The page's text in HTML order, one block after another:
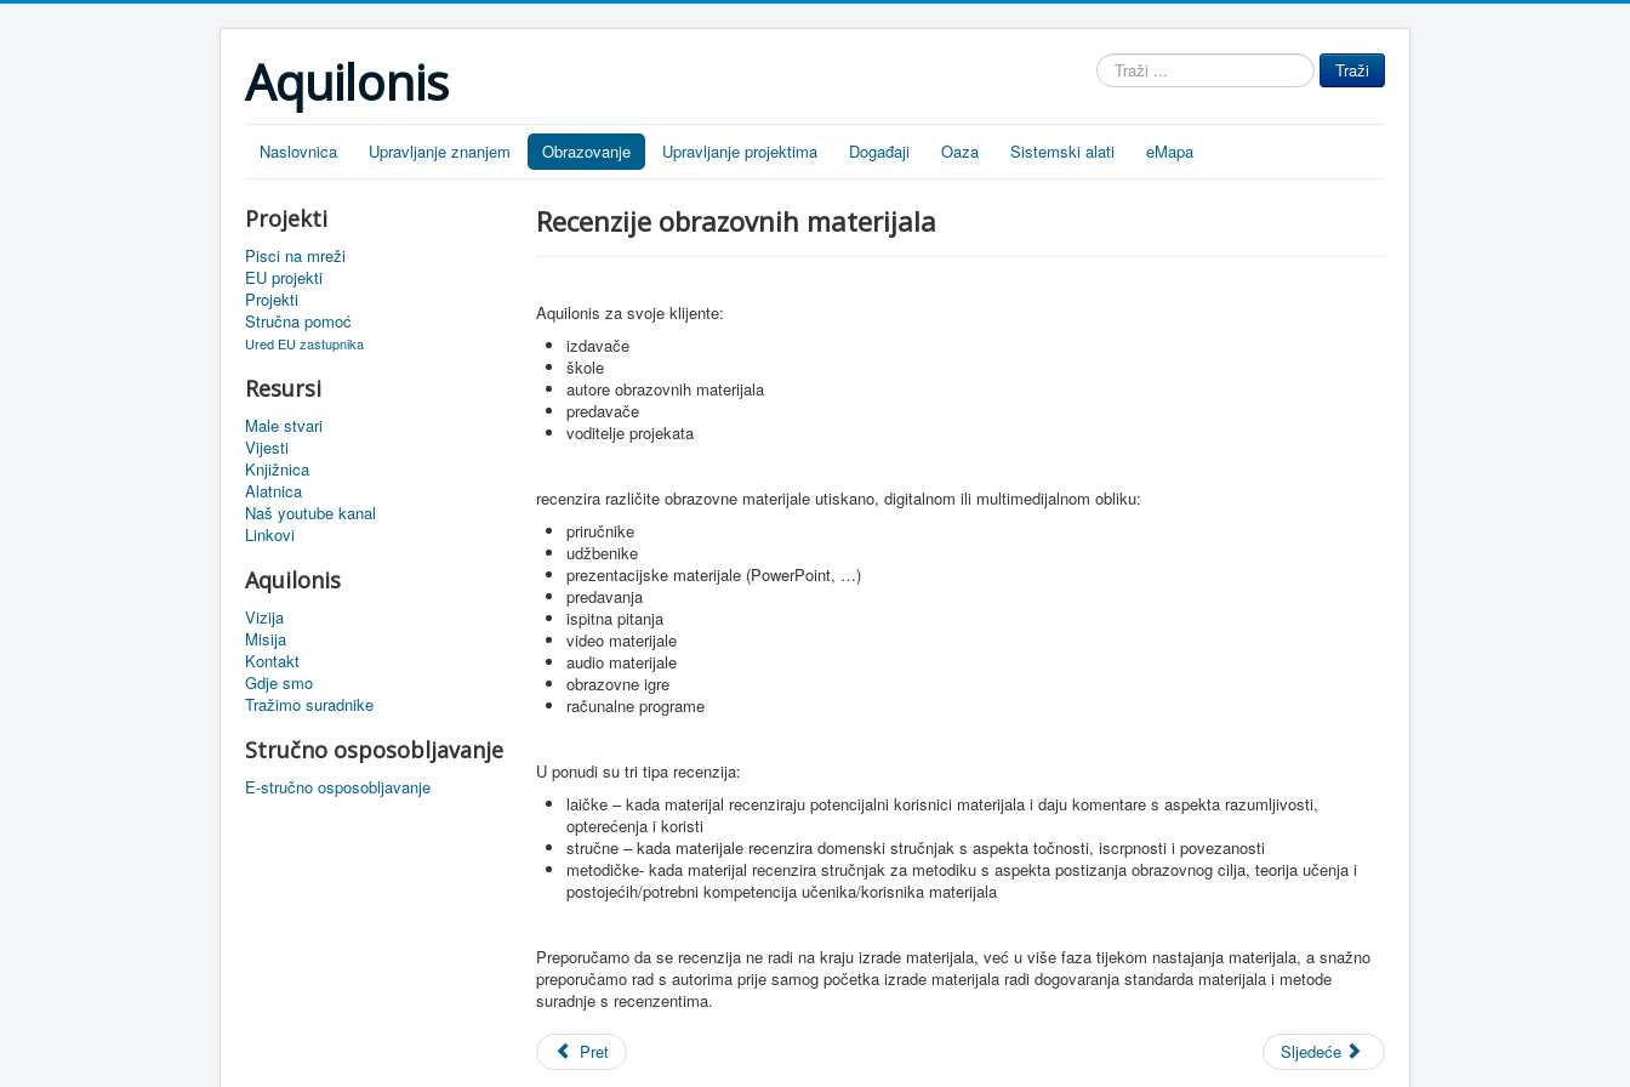
Aquilonis
Traži
...
Traži
Naslovnica Upravljanje znanjem Obrazovanje Upravljanje projektima Događaji Oaza Sistemski alati eMapa
Projekti
Pisci na mreži
EU projekti
Projekti
Stručna pomoć
Ured EU zastupnika
Resursi
Male stvari
Vijesti
Knjižnica
Alatnica
Naš youtube kanal
Linkovi
Aquilonis
Vizija
Misija
Kontakt
Gdje smo
Tražimo suradnike
Stručno osposobljavanje
E-stručno osposobljavanje
Recenzije obrazovnih materijala
Aquilonis za svoje klijente:
izdavače
škole
autore obrazovnih materijala
predavače
voditelje projekata
recenzira različite obrazovne materijale utiskano, digitalnom ili multimedijalnom obliku:
priručnike
udžbenike
prezentacijske materijale (PowerPoint, …)
predavanja
ispitna pitanja
video materijale
audio materijale
obrazovne igre
računalne programe
U ponudi su tri tipa recenzija:
laičke – kada materijal recenziraju potencijalni korisnici materijala i daju komentare s aspekta razumljivosti,
opterećenja i koristi
stručne – kada materijale recenzira domenski stručnjak s aspekta točnosti, iscrpnosti i povezanosti
metodičke- kada materijal recenzira stručnjak za metodiku s aspekta postizanja obrazovnog cilja, teorija učenja i
postojećih/potrebni kompetencija učenika/korisnika materijala
Preporučamo da se recenzija ne radi na kraju izrade materijala, već u više faza tijekom nastajanja materijala, a snažno
preporučamo rad s autorima prije samog početka izrade materijala radi dogovaranja standarda materijala i metode
suradnje s recenzentima.
Pret Sljedeće